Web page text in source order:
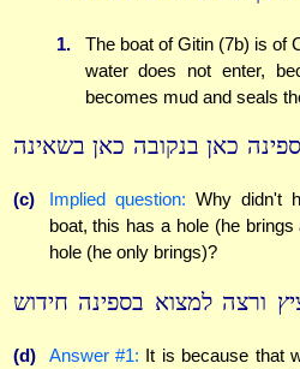
1.
The boat of Gitin (7b) is of
water does not enter,
becomes mud and seals
כאן בנקובה כאן בשאינה
(c) Implied question: Why didn't
boat, this has a hole (he
hole (he only brings)?
ורצה למצוא בספינה חידוש
(d) Answer #1: It is because that